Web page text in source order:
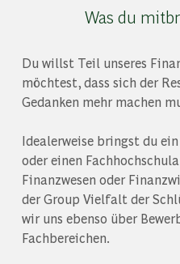
Was du
Du willst Teil unseres
möchtest, dass sich der
Gedanken mehr machen
Idealerweise bringst du
oder einen
Finanzwesen oder
der Group Vielfalt der
wir uns ebenso über
Fachbereichen.